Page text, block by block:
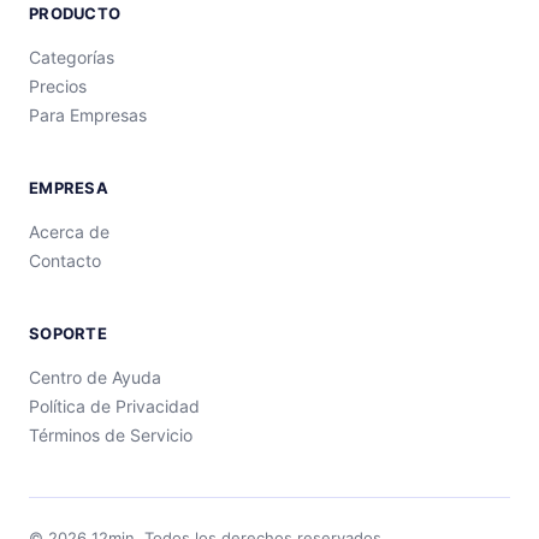
PRODUCTO
Categorías
Precios
Para Empresas
EMPRESA
Acerca de
Contacto
SOPORTE
Centro de Ayuda
Política de Privacidad
Términos de Servicio